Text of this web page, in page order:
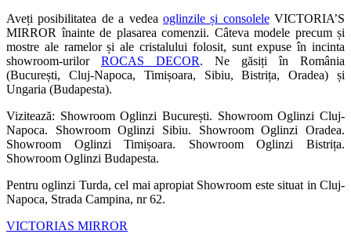
Aveți posibilitatea de a vedea oglinzile și consoleleVICTORIA’S
MIRROR înainte de plasarea comenzii. Câteva modele precum și
mostre ale ramelor și ale cristalului folosit, sunt expuse în incinta
showroom-urilor ROCAS DECOR. Ne găsiți în România
(București, Cluj-Napoca, Timișoara, Sibiu, Bistrița, Oradea) și
Ungaria (Budapesta).
Vizitează: Showroom Oglinzi București. Showroom Oglinzi Cluj-
Napoca. Showroom Oglinzi Sibiu. Showroom Oglinzi Oradea.
Showroom Oglinzi Timișoara. Showroom Oglinzi Bistrița.
Showroom Oglinzi Budapesta.
Pentru oglinzi Turda, cel mai apropiat Showroom este situat in Cluj-
Napoca, Strada Campina, nr 62.
VICTORIAS MIRROR